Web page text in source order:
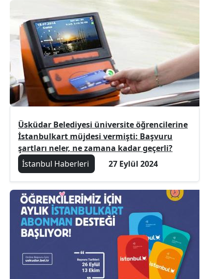
Üsküdar Belediyesi üniversite öğrencilerine
İstanbulkart müjdesi vermişti: Başvuru
şartları neler, ne zamana kadar geçerli?
İstanbul Haberleri
27 Eylül 2024